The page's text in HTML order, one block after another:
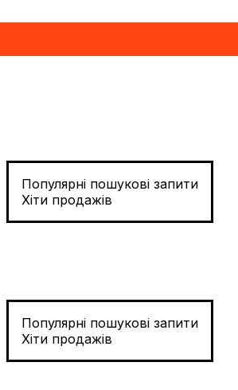
Популярні пошукові запити
Хіти продажів
Популярні пошукові запити
Хіти продажів